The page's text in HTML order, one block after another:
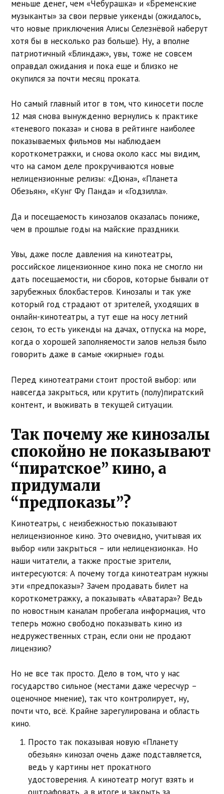
меньше денег, чем «Чебурашка» и «Бременские
музыканты» за свои первые уикенды (ожидалось,
что новые приключения Алисы Селезнёвой наберут
хотя бы в несколько раз больше). Ну, а вполне
патриотичный «Блиндаж», увы, тоже не совсем
оправдал ожидания и пока еще и близко не
окупился за почти месяц проката.
Но самый главный итог в том, что киносети после
12 мая снова вынужденно вернулись к практике
«теневого показа» и снова в рейтинге наиболее
показываемых фильмов мы наблюдаем
короткометражки, и снова около касс мы видим,
что на самом деле прокручиваются новые
нелицензионные релизы: «Дюна», «Планета
Обезьян», «Кунг Фу Панда» и «Годзилла».
Да и посещаемость кинозалов оказалась пониже,
чем в прошлые годы на майские праздники.
Увы, даже после давления на кинотеатры,
российское лицензионное кино пока не смогло ни
дать посещаемости, ни сборов, которые бывали от
зарубежных блокбастеров. Кинозалы и так уже
который год страдают от зрителей, уходящих в
онлайн-кинотеатры, а тут еще на носу летний
сезон, то есть уикенды на дачах, отпуска на море,
когда о хорошей заполняемости залов нельзя было
говорить даже в самые «жирные» годы.
Перед кинотеатрами стоит простой выбор: или
навсегда закрыться, или крутить (полу)пиратский
контент, и выживать в текущей ситуации.
Так почему же кинозалы
спокойно не показывают
“пиратское” кино, а
придумали
“предпоказы”?
Кинотеатры, с неизбежностью показывают
нелицензионное кино. Это очевидно, учитывая их
выбор «или закрыться – или нелицензионка». Но
наши читатели, а также простые зрители,
интересуются: А почему тогда кинотеатрам нужны
эти «предпоказы»? Зачем продавать билет на
короткометражку, а показывать «Аватара»? Ведь
по новостным каналам пробегала информация, что
теперь можно свободно показывать кино из
недружественных стран, если они не продают
лицензию?
Но не все так просто. Дело в том, что у нас
государство сильное (местами даже чересчур –
оценочное мнение), так что контролирует, ну,
почти что, всё. Крайне зарегулирована и область
кино.
Просто так показывая новую «Планету
обезьян» кинозал очень даже подставляется,
ведь у картины нет прокатного
удостоверения. А кинотеатр могут взять и